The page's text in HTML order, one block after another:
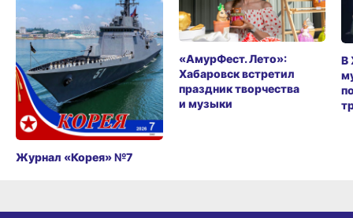
Журнал «Корея» №7
«АмурФест. Лето»:
Хабаровск встретил
праздник творчества
и музыки
В